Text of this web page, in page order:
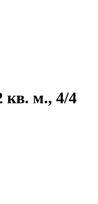
кв. м., 4/4